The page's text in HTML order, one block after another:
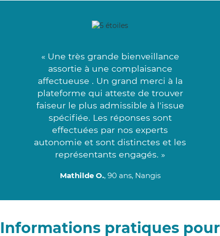
« Une très grande bienveillance
assortie à une complaisance
affectueuse . Un grand merci à la
plateforme qui atteste de trouver
faiseur le plus admissible à l'issue
spécifiée. Les réponses sont
effectuées par nos experts
autonomie et sont distinctes et les
représentants engagés. »
Mathilde O., 90 ans, Nangis
Informations pratiques pour